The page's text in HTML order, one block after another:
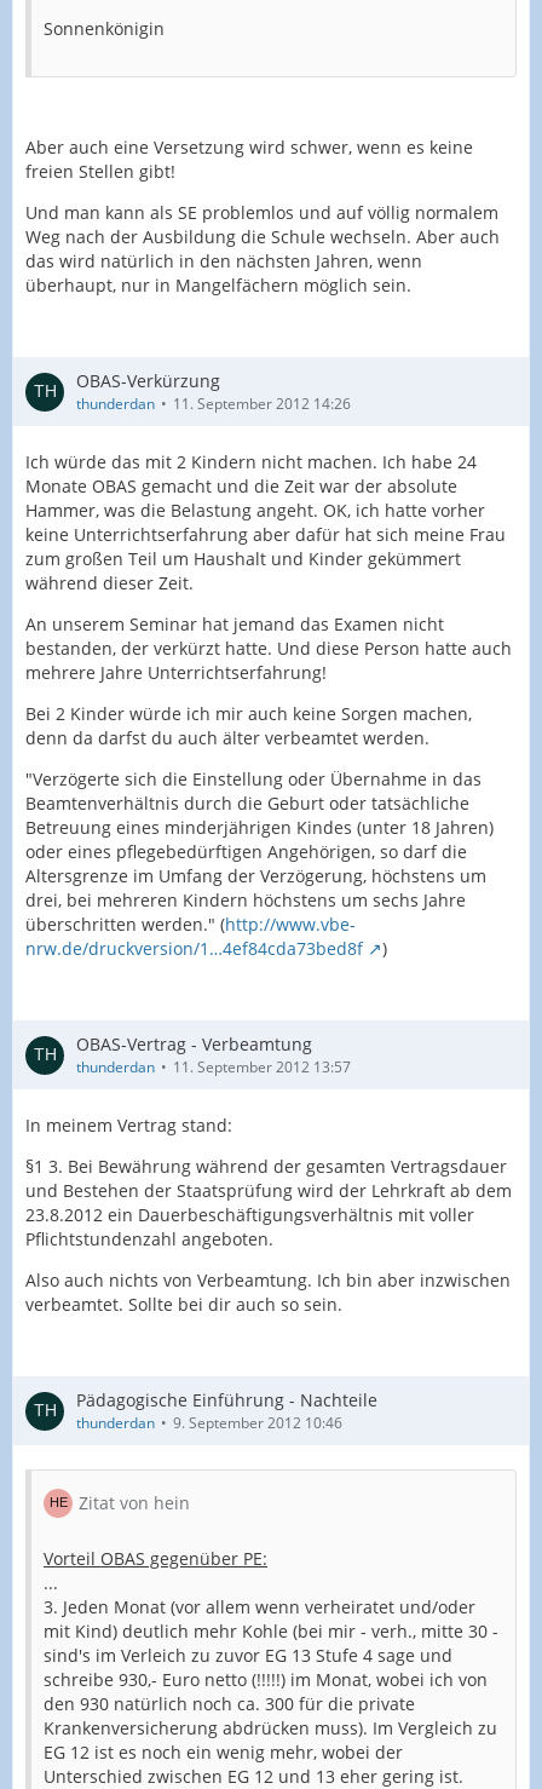
Sonnenkönigin
Aber auch eine Versetzung wird schwer, wenn es keine
freien Stellen gibt!
Und man kann als SE problemlos und auf völlig normalem
Weg nach der Ausbildung die Schule wechseln. Aber auch
das wird natürlich in den nächsten Jahren, wenn
überhaupt, nur in Mangelfächern möglich sein.
OBAS-Verkürzung
thunderdan 11. September 2012 14:26
Ich würde das mit 2 Kindern nicht machen. Ich habe 24
Monate OBAS gemacht und die Zeit war der absolute
Hammer, was die Belastung angeht. OK, ich hatte vorher
keine Unterrichtserfahrung aber dafür hat sich meine Frau
zum großen Teil um Haushalt und Kinder gekümmert
während dieser Zeit.
An unserem Seminar hat jemand das Examen nicht
bestanden, der verkürzt hatte. Und diese Person hatte auch
mehrere Jahre Unterrichtserfahrung!
Bei 2 Kinder würde ich mir auch keine Sorgen machen,
denn da darfst du auch älter verbeamtet werden.
"Verzögerte sich die Einstellung oder Übernahme in das
Beamtenverhältnis durch die Geburt oder tatsächliche
Betreuung eines minderjährigen Kindes (unter 18 Jahren)
oder eines pflegebedürftigen Angehörigen, so darf die
Altersgrenze im Umfang der Verzögerung, höchstens um
drei, bei mehreren Kindern höchstens um sechs Jahre
überschritten werden." (http://www.vbe-
nrw.de/druckversion/1…4ef84cda73bed8f
)
OBAS-Vertrag - Verbeamtung
thunderdan 11. September 2012 13:57
In meinem Vertrag stand:
§1 3. Bei Bewährung während der gesamten Vertragsdauer
und Bestehen der Staatsprüfung wird der Lehrkraft ab dem
23.8.2012 ein Dauerbeschäftigungsverhältnis mit voller
Pflichtstundenzahl angeboten.
Also auch nichts von Verbeamtung. Ich bin aber inzwischen
verbeamtet. Sollte bei dir auch so sein.
Pädagogische Einführung - Nachteile
thunderdan 9. September 2012 10:46
Zitat von hein
Vorteil OBAS gegenüber PE:
...
3. Jeden Monat (vor allem wenn verheiratet und/oder
mit Kind) deutlich mehr Kohle (bei mir - verh., mitte 30 -
sind's im Verleich zu zuvor EG 13 Stufe 4 sage und
schreibe 930,- Euro netto (!!!!!) im Monat, wobei ich von
den 930 natürlich noch ca. 300 für die private
Krankenversicherung abdrücken muss). Im Vergleich zu
EG 12 ist es noch ein wenig mehr, wobei der
Unterschied zwischen EG 12 und 13 eher gering ist.